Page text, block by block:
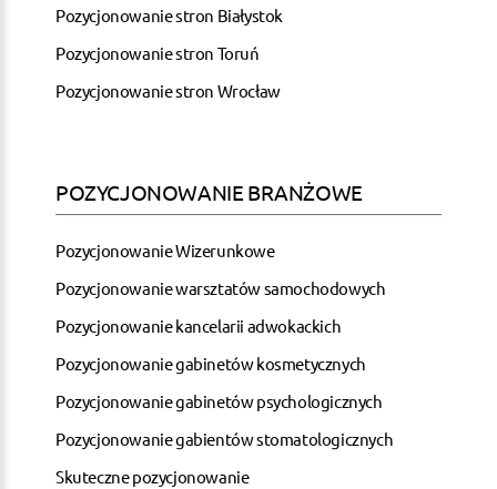
Pozycjonowanie stron Białystok
Pozycjonowanie stron Toruń
Pozycjonowanie stron Wrocław
POZYCJONOWANIE BRANŻOWE
Pozycjonowanie Wizerunkowe
Pozycjonowanie warsztatów samochodowych
Pozycjonowanie kancelarii adwokackich
Pozycjonowanie gabinetów kosmetycznych
Pozycjonowanie gabinetów psychologicznych
Pozycjonowanie gabientów stomatologicznych
Skuteczne pozycjonowanie